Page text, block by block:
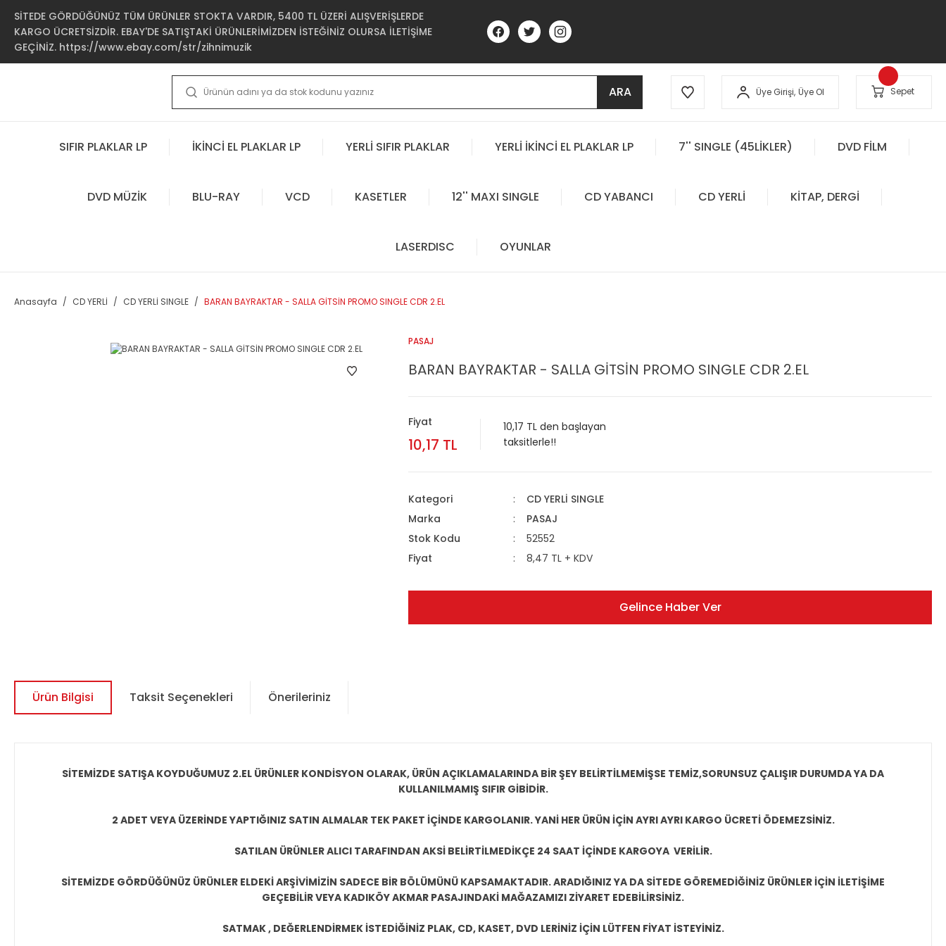
SİTEDE GÖRDÜĞÜNÜZ TÜM ÜRÜNLER STOKTA VARDIR, 5400 TL ÜZERİ ALIŞVERİŞLERDE
KARGO ÜCRETSİZDİR. EBAY'DE SATIŞTAKİ ÜRÜNLERİMİZDEN İSTEĞİNİZ OLURSA İLETİŞİME
GEÇİNİZ. https://www.ebay.com/str/zihnimuzik
ARA Üye Girişi, Üye Ol Sepet
SIFIR PLAKLAR LP İKİNCİ EL PLAKLAR LP YERLİ SIFIR PLAKLAR YERLİ İKİNCİ EL PLAKLAR LP 7'' SINGLE (45LİKLER) DVD FİLM
DVD MÜZİK BLU-RAY VCD KASETLER 12'' MAXI SINGLE CD YABANCI CD YERLİ KİTAP, DERGİ
LASERDISC OYUNLAR
Anasayfa CD YERLİ CD YERLİ SINGLE BARAN BAYRAKTAR - SALLA GİTSİN PROMO SINGLE CDR 2.EL
PASAJ
BARAN BAYRAKTAR - SALLA GİTSİN PROMO SINGLE CDR 2.EL
Fiyat
10,17 TL
10,17 TL den başlayan
taksitlerle!!
Kategori
CD YERLİ SINGLE
Marka
PASAJ
Stok Kodu
52552
Fiyat
8,47 TL + KDV
Gelince Haber Ver
Ürün Bilgisi Taksit Seçenekleri Önerileriniz
SİTEMİZDE SATIŞA KOYDUĞUMUZ 2.EL ÜRÜNLER KONDİSYON OLARAK, ÜRÜN AÇIKLAMALARINDA BİR ŞEY BELİRTİLMEMİŞSE TEMİZ,SORUNSUZ ÇALIŞIR DURUMDA YA DA
KULLANILMAMIŞ SIFIR GİBİDİR.
2 ADET VEYA ÜZERİNDE YAPTIĞINIZ SATIN ALMALAR TEK PAKET İÇİNDE KARGOLANIR. YANİ HER ÜRÜN İÇİN AYRI AYRI KARGO ÜCRETİ ÖDEMEZSİNİZ.
SATILAN ÜRÜNLER ALICI TARAFINDAN AKSİ BELİRTİLMEDİKÇE 24 SAAT İÇİNDE KARGOYA VERİLİR.
SİTEMİZDE GÖRDÜĞÜNÜZ ÜRÜNLER ELDEKİ ARŞİVİMİZİN SADECE BİR BÖLÜMÜNÜ KAPSAMAKTADIR. ARADIĞINIZ YA DA SİTEDE GÖREMEDİĞİNİZ ÜRÜNLER İÇİN İLETİŞİME
GEÇEBİLİR VEYA KADIKÖY AKMAR PASAJINDAKİ MAĞAZAMIZI ZİYARET EDEBİLİRSİNİZ.
SATMAK , DEĞERLENDİRMEK İSTEDİĞİNİZ PLAK, CD, KASET, DVD LERİNİZ İÇİN LÜTFEN FİYAT İSTEYİNİZ.